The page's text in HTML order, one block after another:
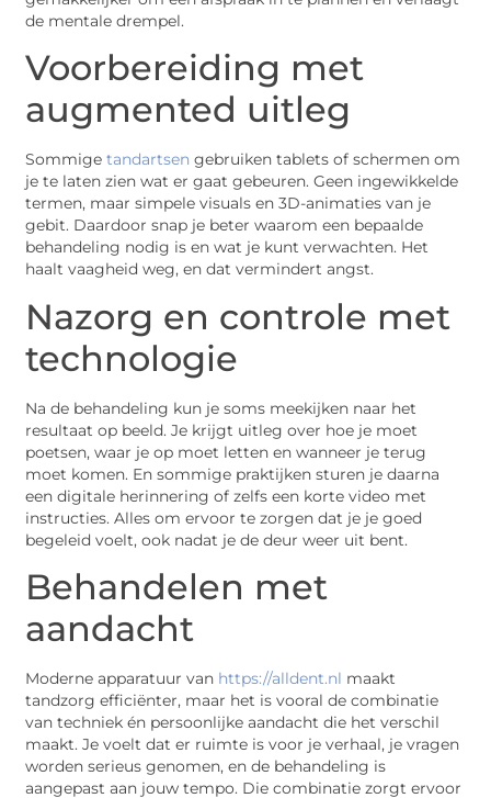
de mentale drempel.
Voorbereiding met
augmented uitleg
Sommigetandartsen gebruiken tablets of schermen om
je te laten zien wat er gaat gebeuren. Geen ingewikkelde
termen, maar simpele visuals en 3D-animaties van je
gebit. Daardoor snap je beter waarom een bepaalde
behandeling nodig is en wat je kunt verwachten. Het
haalt vaagheid weg, en dat vermindert angst.
Nazorg en controle met
technologie
Na de behandeling kun je soms meekijken naar het
resultaat op beeld. Je krijgt uitleg over hoe je moet
poetsen, waar je op moet letten en wanneer je terug
moet komen. En sommige praktijken sturen je daarna
een digitale herinnering of zelfs een korte video met
instructies. Alles om ervoor te zorgen dat je je goed
begeleid voelt, ook nadat je de deur weer uit bent.
Behandelen met
aandacht
Moderne apparatuur van https://alldent.nl maakt
tandzorg efficiënter, maar het is vooral de combinatie
van techniek én persoonlijke aandacht die het verschil
maakt. Je voelt dat er ruimte is voor je verhaal, je vragen
worden serieus genomen, en de behandeling is
aangepast aan jouw tempo. Die combinatie zorgt ervoor